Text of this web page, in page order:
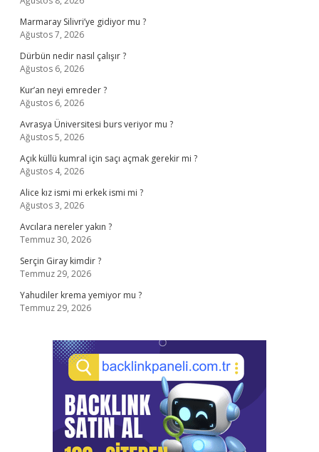
Marmaray Silivri’ye gidiyor mu ?
Ağustos 7, 2026
Dürbün nedir nasıl çalışır ?
Ağustos 6, 2026
Kur’an neyi emreder ?
Ağustos 6, 2026
Avrasya Üniversitesi burs veriyor mu ?
Ağustos 5, 2026
Açık küllü kumral için saçı açmak gerekir mi ?
Ağustos 4, 2026
Alice kız ismi mi erkek ismi mi ?
Ağustos 3, 2026
Avcılara nereler yakın ?
Temmuz 30, 2026
Serçin Giray kimdir ?
Temmuz 29, 2026
Yahudiler krema yemiyor mu ?
Temmuz 29, 2026